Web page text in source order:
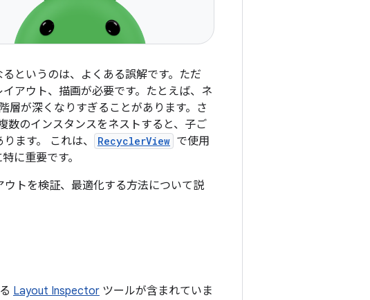
というのは、よくある誤解です。ただ
アウト、描画が必要です。たとえば、ネ
層が深くなりすぎることがあります。さ
数のインスタンスをネストすると、子ご
ます。 これは、
RecyclerView で使用
に重要です。
ウトを検証、最適化する方法について説
Layout Inspector ツールが含まれていま